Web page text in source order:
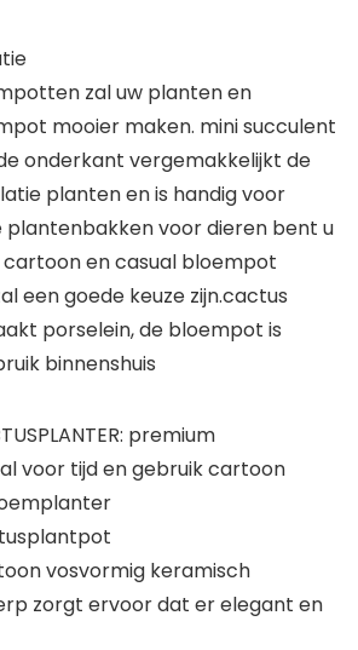
zal uw planten en
mooier maken. mini succulent
onderkant vergemakkelijkt de
planten en is handig voor
plantenbakken voor dieren bent u
en casual bloempot
een goede keuze zijn.cactus
porselein, de bloempot is
binnenshuis
premium
voor tijd en gebruik cartoon
vosvormig keramisch
zorgt ervoor dat er elegant en